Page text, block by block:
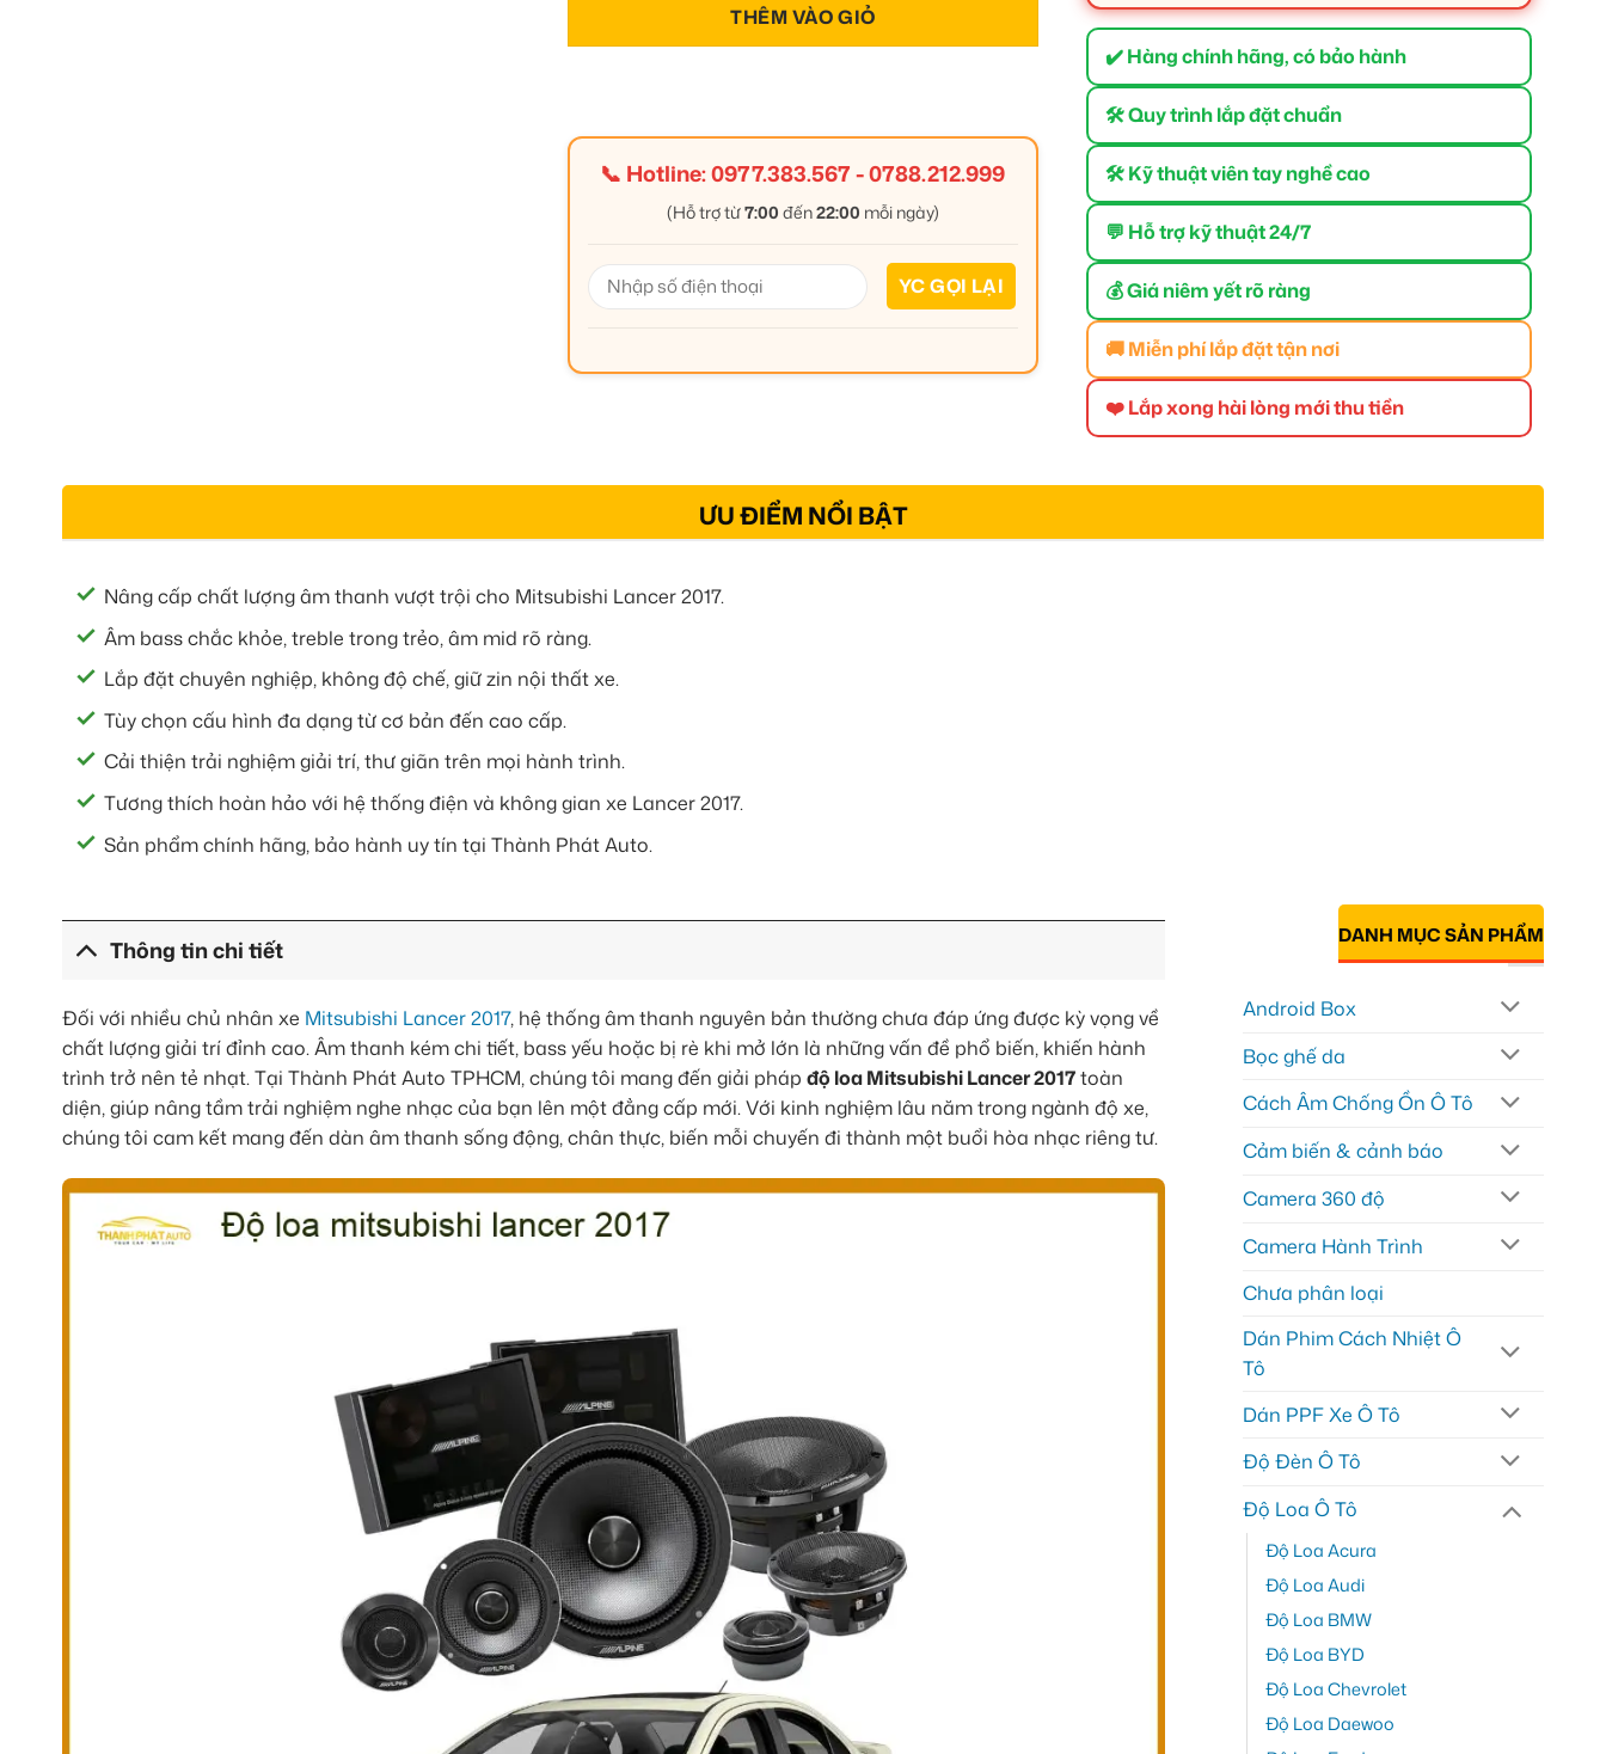
THÊM VÀO GIỎ
📞 Hotline:0977.383.567-0788.212.999
(Hỗ trợ từ7:00 đến22:00 mỗi ngày)
✔️ Hàng chính hãng, có bảo hành
🛠 Quy trình lắp đặt chuẩn
🛠 Kỹ thuật viên tay nghề cao
💬 Hỗ trợ kỹ thuật 24/7
💰 Giá niêm yết rõ ràng
🚚 Miễn phí lắp đặt tận nơi
❤️ Lắp xong hài lòng mới thu tiền
ƯU ĐIỂM NỔI BẬT
Nâng cấp chất lượng âm thanh vượt trội cho Mitsubishi Lancer 2017.
Âm bass chắc khỏe, treble trong trẻo, âm mid rõ ràng.
Lắp đặt chuyên nghiệp, không độ chế, giữ zin nội thất xe.
Tùy chọn cấu hình đa dạng từ cơ bản đến cao cấp.
Cải thiện trải nghiệm giải trí, thư giãn trên mọi hành trình.
Tương thích hoàn hảo với hệ thống điện và không gian xe Lancer 2017.
Sản phẩm chính hãng, bảo hành uy tín tại Thành Phát Auto.
Thông tin chi tiết
Đối với nhiều chủ nhân xe Mitsubishi Lancer 2017, hệ thống âm thanh nguyên bản thường chưa đáp ứng được kỳ vọng về
chất lượng giải trí đỉnh cao. Âm thanh kém chi tiết, bass yếu hoặc bị rè khi mở lớn là những vấn đề phổ biến, khiến hành
trình trở nên tẻ nhạt. Tại Thành Phát Auto TPHCM, chúng tôi mang đến giải pháp độ loa Mitsubishi Lancer 2017toàn
diện, giúp nâng tầm trải nghiệm nghe nhạc của bạn lên một đẳng cấp mới. Với kinh nghiệm lâu năm trong ngành độ xe,
chúng tôi cam kết mang đến dàn âm thanh sống động, chân thực, biến mỗi chuyến đi thành một buổi hòa nhạc riêng tư.
DANH MỤC SẢN PHẨM
Android Box
Bọc ghế da
Cách Âm Chống Ồn Ô Tô
Cảm biến & cảnh báo
Camera 360 độ
Camera Hành Trình
Chưa phân loại
Dán Phim Cách Nhiệt Ô
Tô
Dán PPF Xe Ô Tô
Độ Đèn Ô Tô
Độ Loa Ô Tô
Độ Loa Acura
Độ Loa Audi
Độ Loa BMW
Độ Loa BYD
Độ Loa Chevrolet
Độ Loa Daewoo